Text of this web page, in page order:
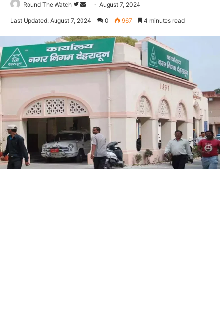
Round The Watch
Follow
SendAugust 7, 2024
Last Updated: August 7, 2024 0 967 4 minutes read